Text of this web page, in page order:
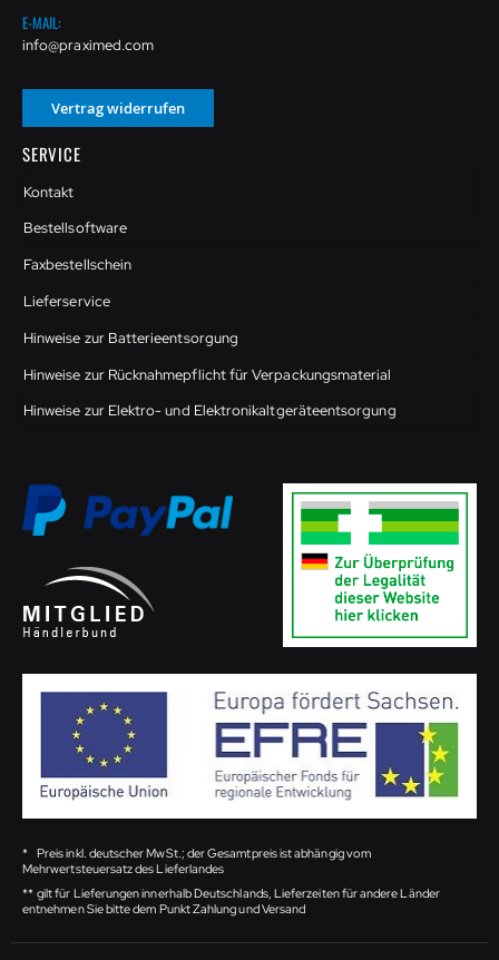
E-MAIL:
info@praximed.com
Vertrag widerrufen
SERVICE
Kontakt
Bestellsoftware
Faxbestellschein
Lieferservice
Hinweise zur Batterieentsorgung
Hinweise zur Rücknahmepflicht für Verpackungsmaterial
Hinweise zur Elektro- und Elektronikaltgeräteentsorgung
* Preis inkl. deutscher MwSt.; der Gesamtpreis ist abhängig vom
Mehrwertsteuersatz des Lieferlandes
** gilt für Lieferungen innerhalb Deutschlands, Lieferzeiten für andere Länder
entnehmen Sie bitte dem Punkt Zahlung und Versand